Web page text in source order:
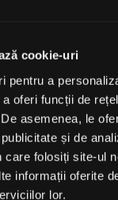
cookie-uri
pentru a
oferi funcții de
asemenea, le
și de
care folosiți site-ul
informații oferite
lor.
corectă a
și vitamina
sinteza fibrelor
oasele și
fermitatea,